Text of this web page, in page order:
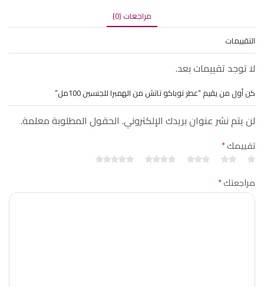
مراجعات (0)
التقييمات
لا توجد تقييمات بعد.
كن أول من يقيم “عطر توباكو تاتش من الهمبرا للجنسين 100مل”
لن يتم نشر عنوان بريدك الإلكتروني. الحقول المطلوبة معلمة.
تقييمك*
مراجعتك*